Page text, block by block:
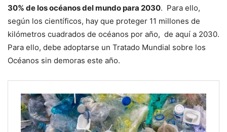
30% de los océanos del mundo para 2030. Para ello,
según los científicos, hay que proteger 11 millones de
kilómetros cuadrados de océanos por año, de aquí a 2030.
Para ello, debe adoptarse un Tratado Mundial sobre los
Océanos sin demoras este año.